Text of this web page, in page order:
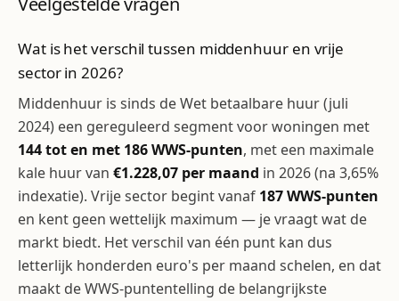
Wat is het verschil tussen middenhuur en vrije
sector in 2026?
Middenhuur is sinds de Wet betaalbare huur (juli
2024) een gereguleerd segment voor woningen met
144 tot en met 186 WWS-punten, met een maximale
kale huur van €1.228,07 per maand in 2026 (na 3,65%
indexatie). Vrije sector begint vanaf 187 WWS-punten
en kent geen wettelijk maximum — je vraagt wat de
markt biedt. Het verschil van één punt kan dus
letterlijk honderden euro's per maand schelen, en dat
maakt de WWS-puntentelling de belangrijkste